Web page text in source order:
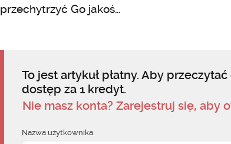
przechytrzyć Go jakoś…
To jest artykuł płatny. Aby
dostęp za 1 kredyt.
Nie masz konta? Zarejestruj się, aby
Nazwa użytkownika: